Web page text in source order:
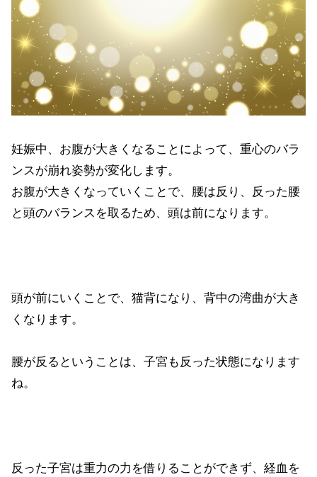
妊娠中、お腹が大きくなることによって、重心のバラ
ンスが崩れ姿勢が変化します。
お腹が大きくなっていくことで、腰は反り、反った腰
と頭のバランスを取るため、頭は前になります。
頭が前にいくことで、猫背になり、背中の湾曲が大き
くなります。
腰が反るということは、子宮も反った状態になります
ね。
反った子宮は重力の力を借りることができず、経血を